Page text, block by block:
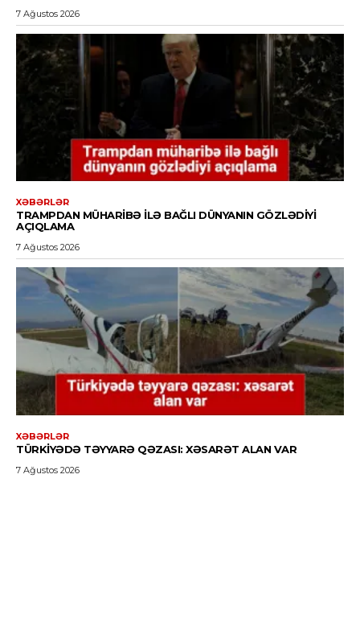
7 Ağustos 2026
XƏBƏRLƏR
TRAMPDAN MÜHARIBƏ ILƏ BAĞLI DÜNYANIN GÖZLƏDIYI
AÇIQLAMA
7 Ağustos 2026
XƏBƏRLƏR
TÜRKIYƏDƏ TƏYYARƏ QƏZASI: XƏSARƏT ALAN VAR
7 Ağustos 2026